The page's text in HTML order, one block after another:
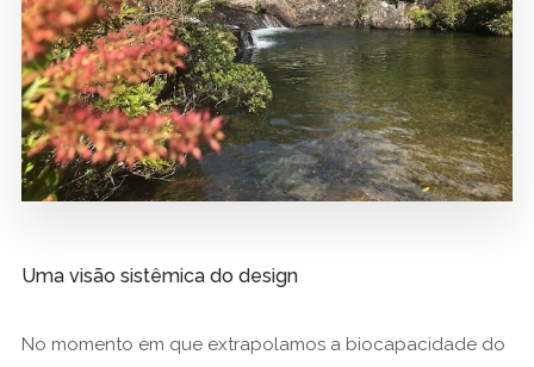
Uma visão sistêmica do design
No momento em que extrapolamos a biocapacidade do